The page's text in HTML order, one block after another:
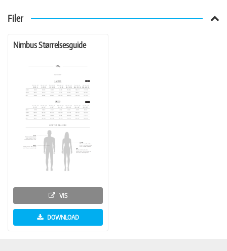
Filer
Nimbus Størrelsesguide
VIS
DOWNLOAD